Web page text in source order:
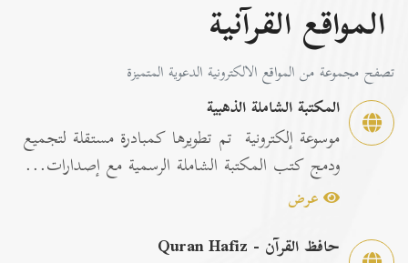
المواقع القرآنية
تصفح مجموعة من المواقع الالكترونية الدعوية المتميزة
المكتبة الشاملة الذهبية
موسوعة إلكترونية تم تطويرها كمبادرة مستقلة لتجميع
ودمج كتب المكتبة الشاملة الرسمية مع إصدارات...
عرض
حافظ القرآن - Quran Hafiz